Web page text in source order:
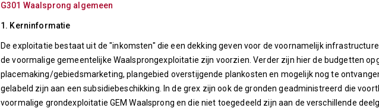
G301 Waalsprong algemeen
1. Kerninformatie
De exploitatie bestaat uit de "inkomsten" die een dekking geven voor de voornamelijk
de voormalige gemeentelijke Waalsprongexploitatie zijn voorzien. Verder zijn hier de budgetten
placemaking/gebiedsmarketing, plangebied overstijgende plankosten en mogelijk nog te
gelabeld zijn aan een subsidiebeschikking. In de grex zijn ook de gronden geadministreerd die
voormalige grondexploitatie GEM Waalsprong en die niet toegedeeld zijn aan de verschillende